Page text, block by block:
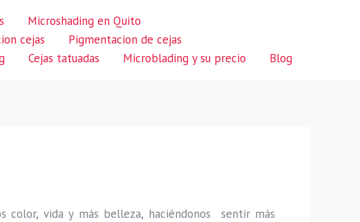
Microshading en Quito
cejas
Pigmentacion de cejas
Cejas tatuadas Microblading y su precio Blog
color, vida y más belleza, haciéndonos sentir más